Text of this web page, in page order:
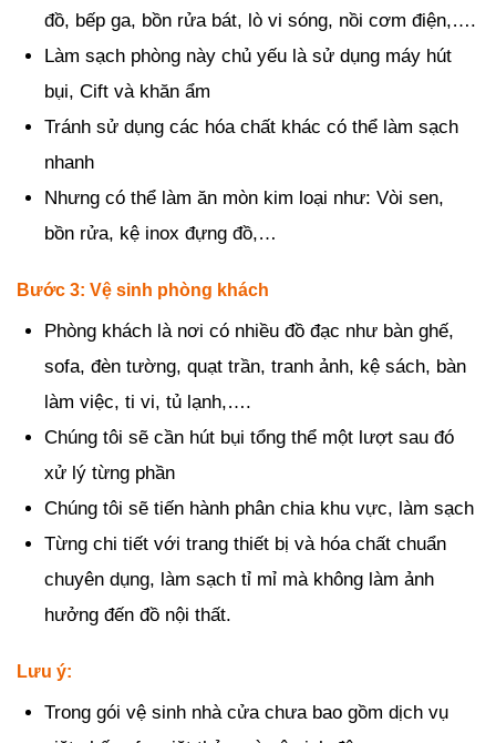
đồ, bếp ga, bồn rửa bát, lò vi sóng, nồi cơm điện,….
Làm sạch phòng này chủ yếu là sử dụng máy hút
bụi, Cift và khăn ẩm
Tránh sử dụng các hóa chất khác có thể làm sạch
nhanh
Nhưng có thể làm ăn mòn kim loại như: Vòi sen,
bồn rửa, kệ inox đựng đồ,…
Bước 3: Vệ sinh phòng khách
Phòng khách là nơi có nhiều đồ đạc như bàn ghế,
sofa, đèn tường, quạt trần, tranh ảnh, kệ sách, bàn
làm việc, ti vi, tủ lạnh,….
Chúng tôi sẽ cần hút bụi tổng thể một lượt sau đó
xử lý từng phần
Chúng tôi sẽ tiến hành phân chia khu vực, làm sạch
Từng chi tiết với trang thiết bị và hóa chất chuẩn
chuyên dụng, làm sạch tỉ mỉ mà không làm ảnh
hưởng đến đồ nội thất.
Lưu ý:
Trong gói vệ sinh nhà cửa chưa bao gồm dịch vụ